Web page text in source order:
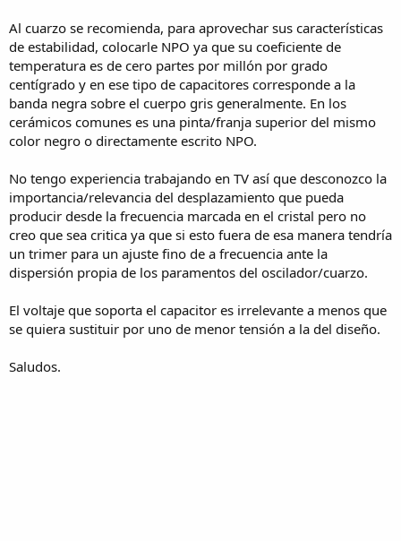
se ve bien, pero en blanco y negro.
Otra cuestión, no sé si sería conveniente continuar aquí, en
electronica elemental, este hilo o continuar en un apartado más
concreto de reparación tv.
Un saludo.
Ver el archivo adjunto 336883
Ver el archivo adjunto 336884
Ver el archivo adjunto 336885
Al cuarzo se recomienda, para aprovechar sus características
de estabilidad, colocarle NPO ya que su coeficiente de
temperatura es de cero partes por millón por grado
centígrado y en ese tipo de capacitores corresponde a la
banda negra sobre el cuerpo gris generalmente. En los
cerámicos comunes es una pinta/franja superior del mismo
color negro o directamente escrito NPO.
No tengo experiencia trabajando en TV así que desconozco la
importancia/relevancia del desplazamiento que pueda
producir desde la frecuencia marcada en el cristal pero no
creo que sea critica ya que si esto fuera de esa manera tendría
un trimer para un ajuste fino de a frecuencia ante la
dispersión propia de los paramentos del oscilador/cuarzo.
El voltaje que soporta el capacitor es irrelevante a menos que
se quiera sustituir por uno de menor tensión a la del diseño.
Saludos.